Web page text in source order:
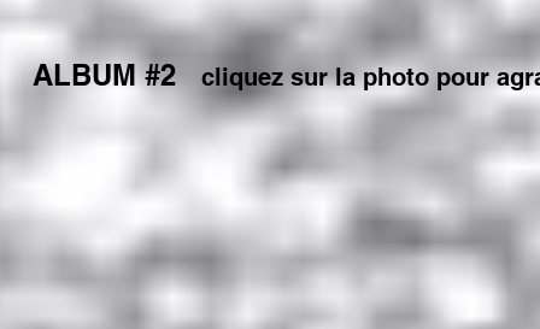
ALBUM #2 cliquez sur la photo pour